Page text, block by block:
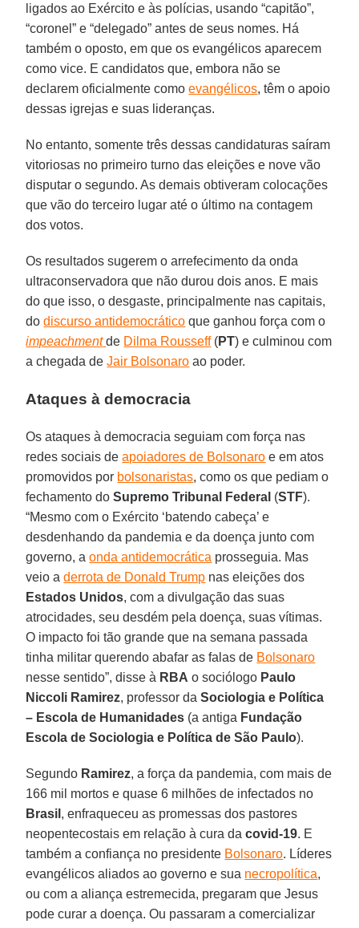
ligados ao Exército e às polícias, usando “capitão”,
“coronel” e “delegado” antes de seus nomes. Há
também o oposto, em que os evangélicos aparecem
como vice. E candidatos que, embora não se
declarem oficialmente comoevangélicos, têm o apoio
dessas igrejas e suas lideranças.
No entanto, somente três dessas candidaturas saíram
vitoriosas no primeiro turno das eleições e nove vão
disputar o segundo. As demais obtiveram colocações
que vão do terceiro lugar até o último na contagem
dos votos.
Os resultados sugerem o arrefecimento da onda
ultraconservadora que não durou dois anos. E mais
do que isso, o desgaste, principalmente nas capitais,
dodiscurso antidemocrático que ganhou força com o
impeachment de Dilma Rousseff(PT) e culminou com
a chegada deJair Bolsonaro ao poder.
Ataques à democracia
Os ataques à democracia seguiam com força nas
redes sociais deapoiadores de Bolsonaro e em atos
promovidos por bolsonaristas, como os que pediam o
fechamento doSupremo Tribunal Federal (STF).
“Mesmo com o Exército ‘batendo cabeça’ e
desdenhando da pandemia e da doença junto com
governo, aonda antidemocrática prosseguia. Mas
veio aderrota de Donald Trump nas eleições dos
Estados Unidos, com a divulgação das suas
atrocidades, seu desdém pela doença, suas vítimas.
O impacto foi tão grande que na semana passada
tinha militar querendo abafar as falas de Bolsonaro
nesse sentido”, disse à RBA o sociólogo Paulo
Niccoli Ramirez, professor daSociologia e Política
– Escola de Humanidades (a antiga Fundação
Escola de Sociologia e Política de São Paulo).
Segundo Ramirez, a força da pandemia, com mais de
166 mil mortos e quase 6 milhões de infectados no
Brasil , enfraqueceu as promessas dos pastores
neopentecostais em relação à cura dacovid-19. E
também a confiança no presidente Bolsonaro. Líderes
evangélicos aliados ao governo e sua necropolítica,
ou com a aliança estremecida, pregaram que Jesus
pode curar a doença. Ou passaram a comercializar